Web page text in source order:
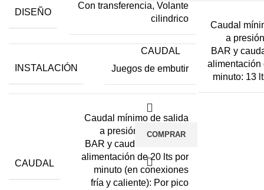
DISEÑO
Con transferencia, Volante
cilindrico
INSTALACIÓN Juegos de embutir
CAUDAL
Caudal mínimo de salida
a presión estática 0.4
BAR y caudal mínimo de
alimentación de 20 lts por
minuto (en conexiones
fría y caliente): Por pico
CAUDAL
Caudal
a
BAR y
alimentación
minuto: 13
COMPRAR